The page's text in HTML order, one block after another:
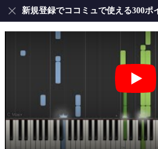
新規登録でココミュで使える300ポ
オセ